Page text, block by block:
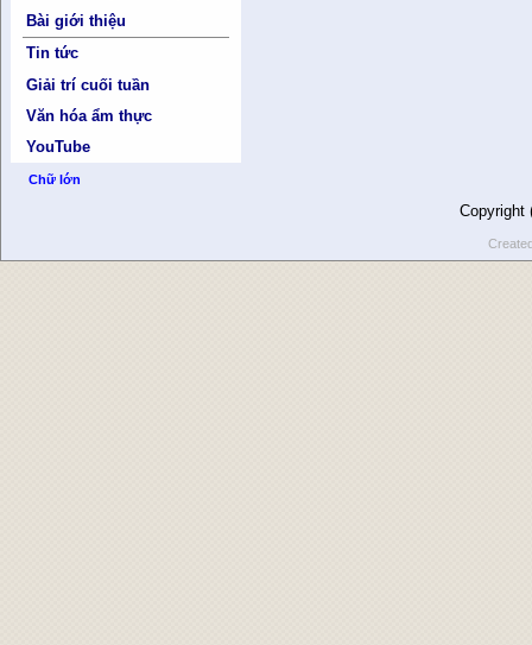
Bài giới thiệu
Tin tức
Giải trí cuối tuần
Văn hóa ẩm thực
YouTube
Chữ lớn
Copyright